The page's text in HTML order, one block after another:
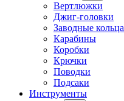
Вертлюжки
Джиг-головки
Заводные кольца
Карабины
Коробки
Крючки
Поводки
Подсаки
Инструменты